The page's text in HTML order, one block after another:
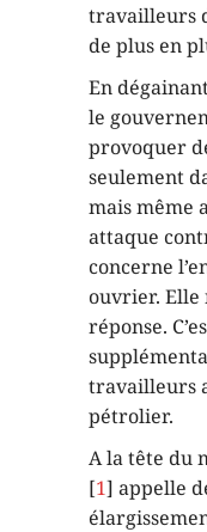
travailleurs
de plus en
En
le
provoquer
seulement
mais même
attaque
concerne
ouvrier. Elle
réponse.
travailleurs
pétrolier.
A la tête du
[1] appelle